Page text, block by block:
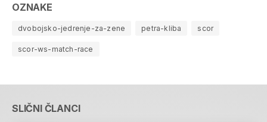
OZNAKE
dvobojsko-jedrenje-za-zene petra-kliba scor
scor-ws-match-race
SLIČNI ČLANCI